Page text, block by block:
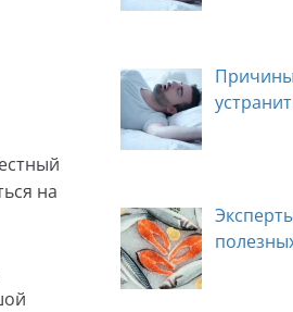
на
Причины